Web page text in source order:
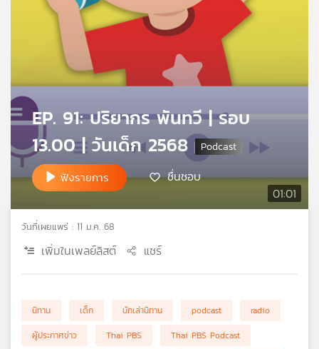
บทความ
ข่าว
และ
กิจกรรม
กับ
01:01
EP. 91: ปริยากร พันทวี | รอบ
13.00 | วันเด็ก 2568
ฟังรายการ ชื่นชอบ
วันที่เผยแพร่ : 11 ม.ค. 68
เพิ่มในเพลย์ลิสต์ แชร์
นิทาน เด็ก นักเล่านิทาน podcast
radio
ผู้ประกาศข่าว
Thai PBS
Thai PBS Podcast